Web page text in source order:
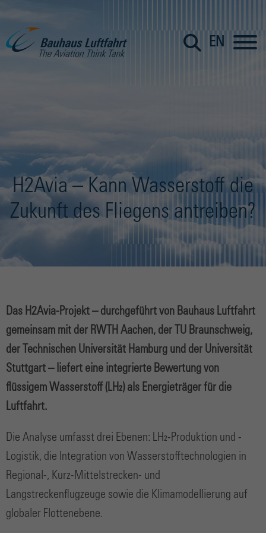
EN
H2Avia – Kann Wasserstoff die
Zukunft des Fliegens antreiben?
Das H2Avia-Projekt – durchgeführt von Bauhaus Luftfahrt
gemeinsam mit der RWTH Aachen, der TU Braunschweig,
der Technischen Universität Hamburg und der Universität
Stuttgart – liefert eine integrierte Bewertung von
flüssigem Wasserstoff (LH₂) als Energieträger für die
Luftfahrt.
Die Analyse umfasst drei Ebenen: LH₂-Produktion und -
Logistik, die Integration von Wasserstofftechnologien in
Regional-, Kurz-Mittelstrecken- und
Langstreckenflugzeuge sowie die Klimamodellierung auf
globaler Flottenebene.